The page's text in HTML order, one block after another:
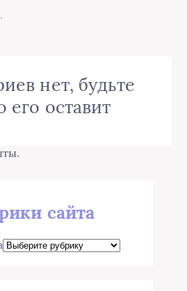
нет, будьте
его оставит
сайта